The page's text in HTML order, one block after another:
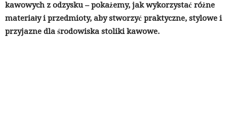
kawowych z odzysku – pokażemy, jak wykorzystać różne
materiały i przedmioty, aby stworzyć praktyczne, stylowe i
przyjazne dla środowiska stoliki kawowe.